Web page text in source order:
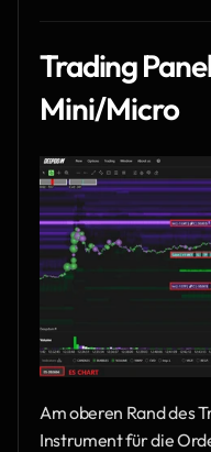
Trading
Mini/Micro
Am oberen Rand des
Instrument für die